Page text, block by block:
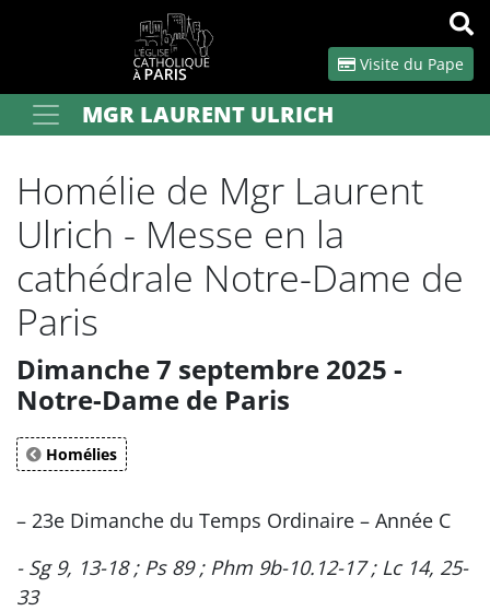
Visite du Pape
Votre rechercheMGR LAURENT ULRICH
Homélie de Mgr Laurent
Ulrich - Messe en la
cathédrale Notre-Dame de
Paris
Dimanche 7 septembre 2025 -
Notre-Dame de Paris
Homélies
– 23e Dimanche du Temps Ordinaire – Année C
- Sg 9, 13-18 ; Ps 89 ; Phm 9b-10.12-17 ; Lc 14, 25-
33
Panneau de gestion des cookies